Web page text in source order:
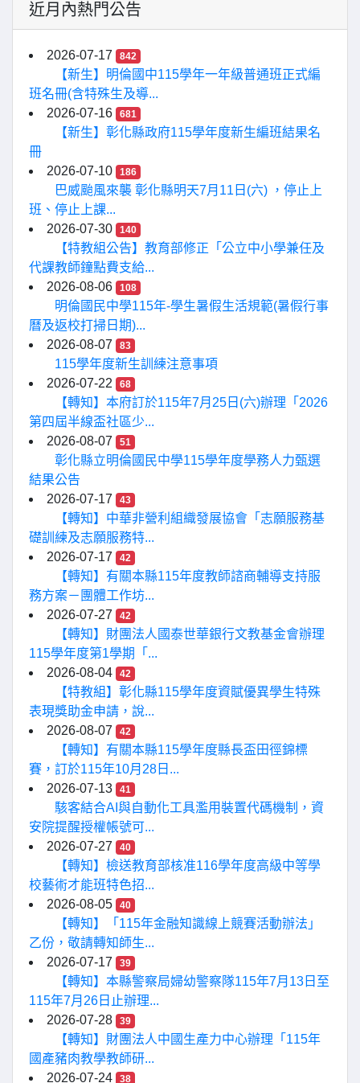
近月內熱門公告
2026-07-17 842
【新生】明倫國中115學年一年級普通班正式編
班名冊(含特殊生及導...
2026-07-16
681
【新生】彰化縣政府115學年度新生編班結果名
冊
2026-07-10
186
巴威颱風來襲 彰化縣明天7月11日(六) ，停止上
班、停止上課...
2026-07-30
140
【特教組公告】教育部修正「公立中小學兼任及
代課教師鐘點費支給...
2026-08-06
108
明倫國民中學115年-學生暑假生活規範(暑假行事
曆及返校打掃日期)...
2026-08-07
83
115學年度新生訓練注意事項
2026-07-22
68
【轉知】本府訂於115年7月25日(六)辦理「2026
第四屆半線盃社區少...
2026-08-07
51
彰化縣立明倫國民中學115學年度學務人力甄選
結果公告
2026-07-17
43
【轉知】中華非營利組織發展協會「志願服務基
礎訓練及志願服務特...
2026-07-17
42
【轉知】有關本縣115年度教師諮商輔導支持服
務方案－團體工作坊...
2026-07-27
42
【轉知】財團法人國泰世華銀行文教基金會辦理
115學年度第1學期「...
2026-08-04
42
【特教組】彰化縣115學年度資賦優異學生特殊
表現獎助金申請，說...
2026-08-07
42
【轉知】有關本縣115學年度縣長盃田徑錦標
賽，訂於115年10月28日...
2026-07-13
41
駭客結合AI與自動化工具濫用裝置代碼機制，資
安院提醒授權帳號可...
2026-07-27
40
【轉知】檢送教育部核准116學年度高級中等學
校藝術才能班特色招...
2026-08-05
40
【轉知】「115年金融知識線上競賽活動辦法」
乙份，敬請轉知師生...
2026-07-17
39
【轉知】本縣警察局婦幼警察隊115年7月13日至
115年7月26日止辦理...
2026-07-28
39
【轉知】財團法人中國生產力中心辦理「115年
國產豬肉教學教師研...
2026-07-24
38